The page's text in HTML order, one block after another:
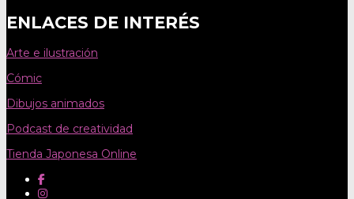
ENLACES DE INTERÉS
Arte e ilustración
Cómic
Dibujos animados
Podcast de creatividad
Tienda Japonesa Online